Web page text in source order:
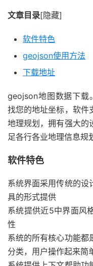
文章目录[隐藏]
软件特色
geojson使用方法
下载地址
geojson地图数据下载
找您的地址坐标，软件
地理规划，拥有强大的
足各行各业地理信息规
软件特色
系统界面采用传统的设
具的形式提供
系统提供近5中界面风
性
系统的所有核心功能都
分类，用户操作起来简